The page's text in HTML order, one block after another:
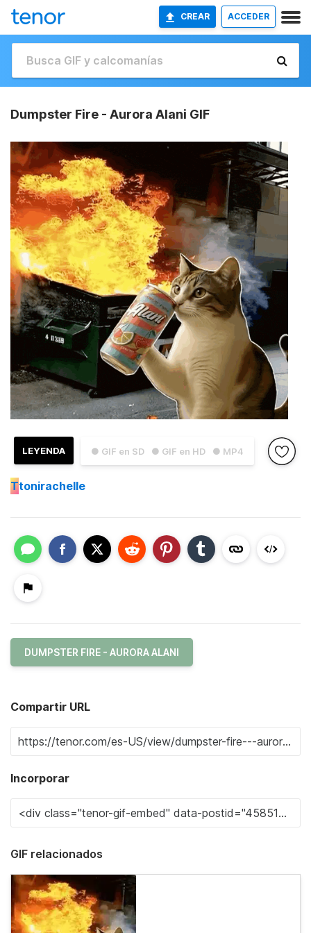
CREAR ACCEDER
Dumpster Fire - Aurora Alani GIF
● GIF en SD ● GIF en HD ● MP4
LEYENDA
Ttonirachelle
DUMPSTER FIRE - AURORA ALANI
Compartir URL
Incorporar
GIF relacionados